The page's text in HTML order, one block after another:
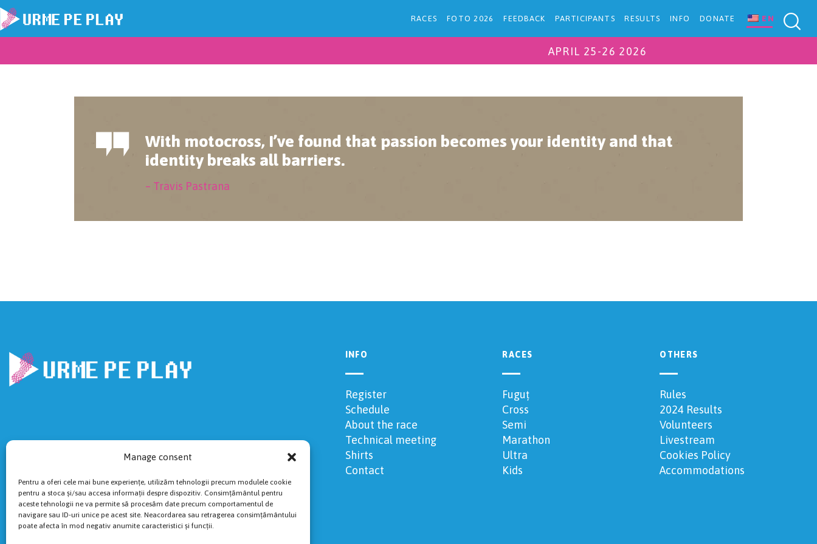
Manage consent
Pentru a oferi cele mai bune experiențe, utilizăm tehnologii precum modulele cookie
pentru a stoca și/sau accesa informații despre dispozitiv. Consimțământul pentru
aceste tehnologii ne va permite să procesăm date precum comportamentul de
navigare sau ID-uri unice pe acest site. Neacordarea sau retragerea consimțământului
poate afecta în mod negativ anumite caracteristici și funcții.
RACES FOTO 2026 FEEDBACK PARTICIPANTS RESULTS INFO DONATE EN
APRIL 25-26 2026
With motocross, I’ve found that passion becomes your identity and that
identity breaks all barriers.
– Travis Pastrana
INFO
Register
Schedule
About the race
Technical meeting
Shirts
Contact
RACES
Fuguț
Cross
Semi
Marathon
Ultra
Kids
OTHERS
Rules
2024 Results
Volunteers
Livestream
Cookies Policy
Accommodations